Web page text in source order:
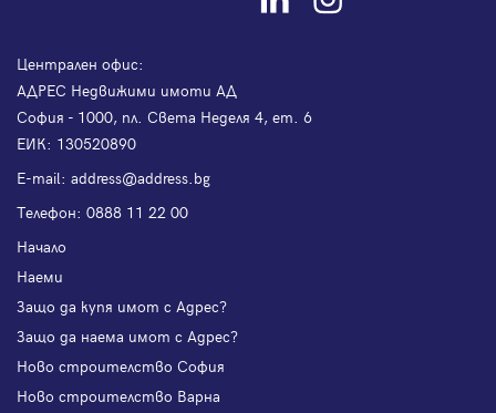
Централен офис:
АДРЕС Недвижими имоти АД
София - 1000, пл. Света Неделя 4, ет. 6
ЕИК: 130520890
Е-mail: address@address.bg
Телефон: 0888 11 22 00
Начало
Наеми
Защо да купя имот с Адрес?
Защо да наема имот с Адрес?
Ново строителство София
Ново строителство Варна